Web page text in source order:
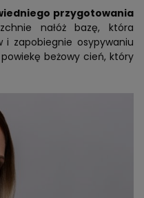
przygotowania
nałóż bazę, która
i zapobiegnie osypywaniu
beżowy cień, który